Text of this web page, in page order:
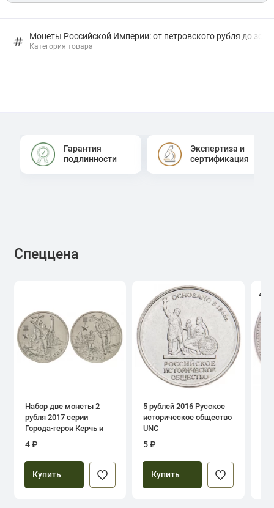
Монеты Российской Империи: от петровского рубля до
Категория товара
Гарантия
подлинности
Экспертиза и
сертификация
Спеццена
Набор две монеты 2
рубля 2017 серии
Города-герои Керчь и
Севастополь
4 ₽
Купить
5 рублей 2016 Русское
историческое общество
UNC
5 ₽
Купить
4.0